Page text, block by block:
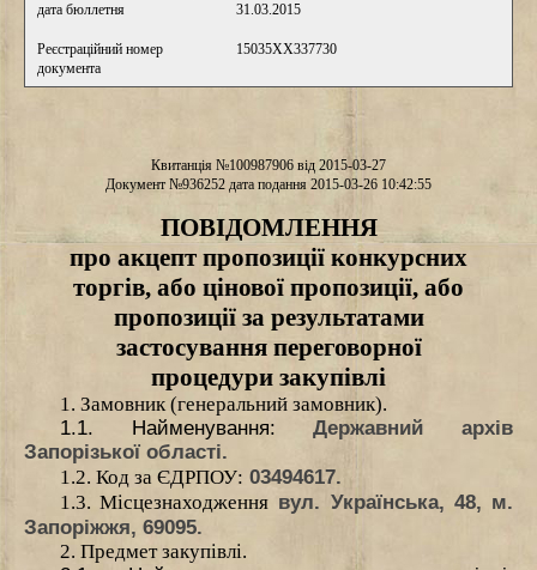
дата бюллетня
31.03.2015
Реєстраційний номер
документа
15035XX337730
Квитанція №100987906 від 2015-03-27
Документ №936252 дата подання 2015-03-26 10:42:55
ПОВІДОМЛЕННЯ
про акцепт пропозиції конкурсних
торгів, або цінової пропозиції, або
пропозиції за результатами
застосування переговорної
процедури закупівлі
1. Замовник (генеральний замовник).
1.1. Найменування:Державний архів
Запорізької області.
1.2. Код за ЄДРПОУ: 03494617.
1.3. Місцезнаходження вул. Українська, 48, м.
Запоріжжя, 69095.
2. Предмет закупівлі.